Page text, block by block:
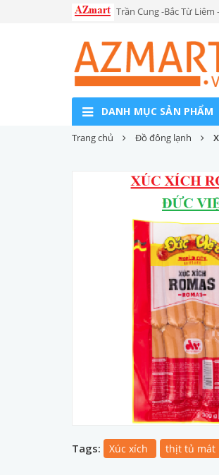
Trần Cung -Bắc Từ Liêm
DANH MỤC SẢN PHẨM
Trang chủ Đồ đông lạnh
Tags: Xúc xích thịt tủ mát